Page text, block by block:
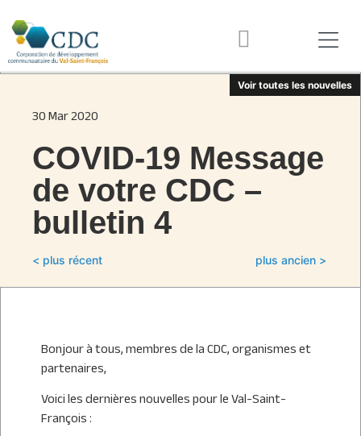
Voir toutes les nouvelles
30 Mar 2020
COVID-19 Message
de votre CDC –
bulletin 4
< plus récent plus ancien >
Bonjour à tous, membres de la CDC, organismes et
partenaires,
Voici les dernières nouvelles pour le Val-Saint-
François :